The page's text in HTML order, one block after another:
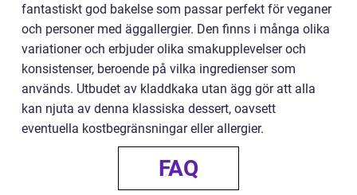
fantastiskt god bakelse som passar perfekt för veganer
och personer med äggallergier. Den finns i många olika
variationer och erbjuder olika smakupplevelser och
konsistenser, beroende på vilka ingredienser som
används. Utbudet av kladdkaka utan ägg gör att alla
kan njuta av denna klassiska dessert, oavsett
eventuella kostbegränsningar eller allergier.
FAQ